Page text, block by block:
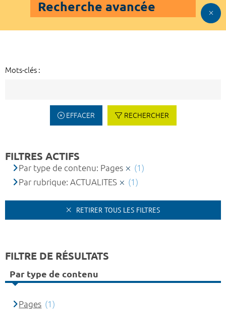
Recherche avancée
Mots-clés :
EFFACER RECHERCHER
FILTRES ACTIFS
Par type de contenu: Pages
(1)
Par rubrique: ACTUALITES
(1)
RETIRER TOUS LES FILTRES
FILTRE DE RÉSULTATS
Par type de contenu
Pages (1)